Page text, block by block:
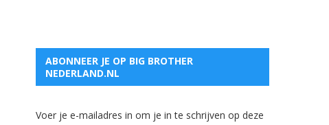
ABONNEER JE OP BIG BROTHER
NEDERLAND.NL
Voer je e-mailadres in om je in te schrijven op deze